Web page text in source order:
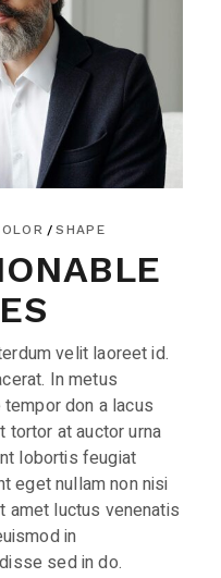
SHAPE
velit laoreet id.
In metus
don a lacus
tortor at auctor urna
lobortis feugiat
eget nullam non nisi
amet luctus venenatis
in
sed in do.